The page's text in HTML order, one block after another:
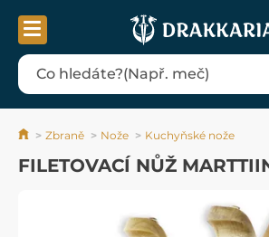
Zbraně Nože Kuchyňské nože
FILETOVACÍ NŮŽ